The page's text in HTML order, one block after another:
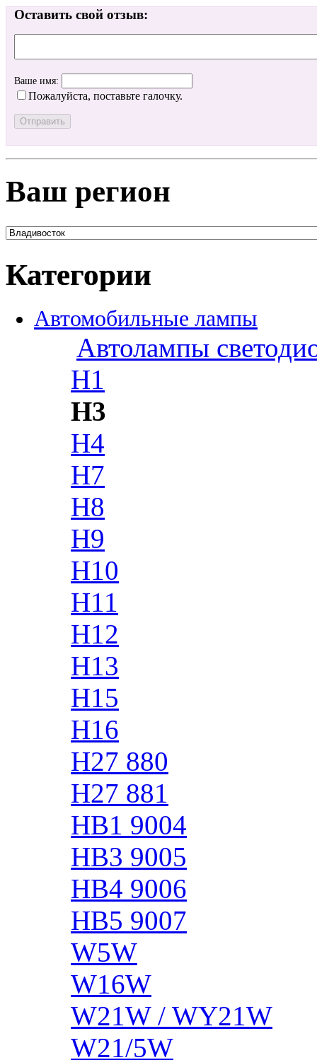
Оставить свой отзыв:
Ваше имя:
Пожалуйста, поставьте галочку.
Ваш регион
Категории
Автомобильные лампы
Автолампы
H1
H3
H4
H7
H8
H9
H10
H11
H12
H13
H15
H16
H27 880
H27 881
HB1 9004
HB3 9005
HB4 9006
HB5 9007
W5W
W16W
W21W / WY21W
W21/5W